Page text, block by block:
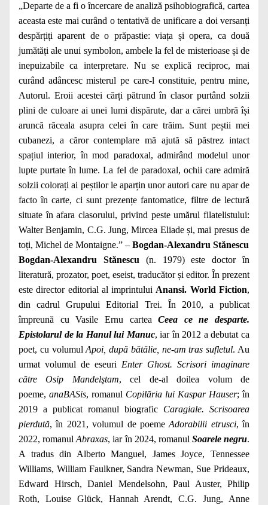
„Departe de a fi o încercare de analiză psihobiografică, cartea
aceasta este mai curând o tentativă de unificare a doi versanți
despărțiți aparent de o prăpastie: viața și opera, ca două
jumătăți ale unui symbolon, ambele la fel de misterioase și de
inepuizabile ca interpretare. Nu se explică reciproc, mai
curând adâncesc misterul pe care-l constituie, pentru mine,
Autorul. Eroii acestei cărți pătrund în clasor purtând solzii
plini de culoare ai unei lumi dispărute, dar a cărei umbră își
aruncă răceala asupra celei în care trăim. Sunt peștii mei
cubanezi, a căror contemplare mă ajută să păstrez intact
spațiul interior, în mod paradoxal, admirând modelul unor
lupte purtate în lume. La fel de paradoxal, ochii care admiră
solzii colorați ai peștilor le aparțin unor autori care nu apar de
facto în carte, ci sunt prezențe fantomatice, filtre de lectură
situate în afara clasorului, privind peste umărul filatelistului:
Walter Benjamin, C.G. Jung, Mircea Eliade și, mai presus de
toți, Michel de Montaigne.” – Bogdan-Alexandru Stănescu
Bogdan-Alexandru Stănescu(n. 1979) este doctor în
literatură, prozator, poet, eseist, traducător și editor. În prezent
este director editorial al imprintuluiAnansi. World Fiction,
din cadrul Grupului Editorial Trei. În 2010, a publicat
împreună cu Vasile Ernu carteaCeea ce ne desparte.
Epistolarul de la Hanul lui Manuc, iar în 2012 a debutat ca
poet, cu volumulApoi, după bătălie, ne-am tras sufletul. Au
urmat volumul de eseuri Enter Ghost. Scrisori imaginare
către Osip Mandelştam, cel de-al doilea volum de
poeme, anaBASis, romanul Copilăria lui Kaspar Hauser; în
2019 a publicat romanul biografic Caragiale. Scrisoarea
pierdută, în 2021, volumul de poemeAdorabilii etrusci, în
2022, romanulAbraxas, iar în 2024, romanul Soarele negru.
A tradus din Alberto Manguel, James Joyce, Tennessee
Williams, William Faulkner, Sandra Newman, Sue Prideaux,
Edward Hirsch, Daniel Mendelsohn, Paul Auster, Philip
Roth, Louise Glück, Hannah Arendt, C.G. Jung, Anne